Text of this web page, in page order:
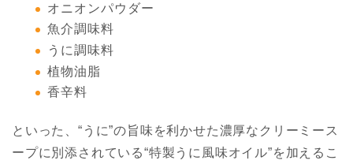
オニオンパウダー
魚介調味料
うに調味料
植物油脂
香辛料
といった、“うに”の旨味を利かせた濃厚なクリーミース
ープに別添されている“特製うに風味オイル”を加えるこ